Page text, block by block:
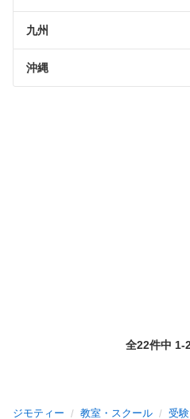
九州
沖縄
全22件中 1-
ジモティー 教室・スクール 受験